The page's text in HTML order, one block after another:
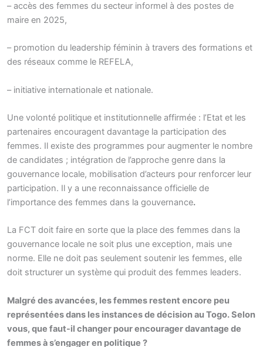
– accès des femmes du secteur informel à des postes de
maire en 2025,
– promotion du leadership féminin à travers des formations et
des réseaux comme le REFELA,
– initiative internationale et nationale.
Une volonté politique et institutionnelle affirmée : l’Etat et les
partenaires encouragent davantage la participation des
femmes. Il existe des programmes pour augmenter le nombre
de candidates ; intégration de l’approche genre dans la
gouvernance locale, mobilisation d’acteurs pour renforcer leur
participation. Il y a une reconnaissance officielle de
l’importance des femmes dans la gouvernance.
La FCT doit faire en sorte que la place des femmes dans la
gouvernance locale ne soit plus une exception, mais une
norme. Elle ne doit pas seulement soutenir les femmes, elle
doit structurer un système qui produit des femmes leaders.
Malgré des avancées, les femmes restent encore peu
représentées dans les instances de décision au Togo. Selon
vous, que faut-il changer pour encourager davantage de
femmes à s’engager en politique ?